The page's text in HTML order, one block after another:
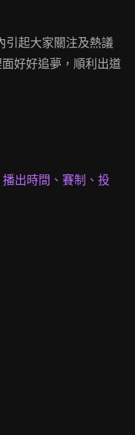
引起大家關注及熱議
好好追夢，順利出道
出時間、賽制、投